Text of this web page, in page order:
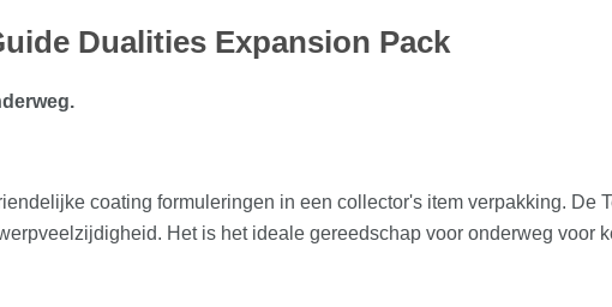
Dualities Expansion Pack
coating formuleringen in een collector's item verpakking. De
Het is het ideale gereedschap voor onderweg voor